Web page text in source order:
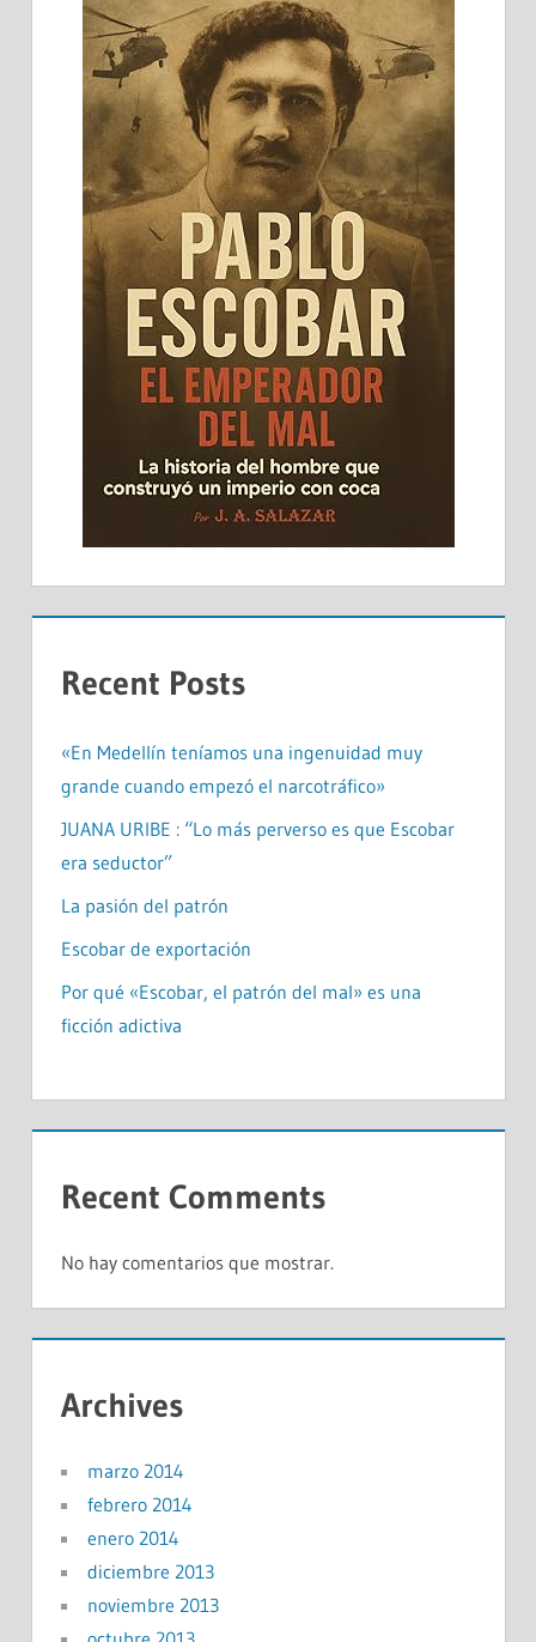
Recent Posts
«En Medellín teníamos una ingenuidad muy
grande cuando empezó el narcotráfico»
JUANA URIBE : “Lo más perverso es que Escobar
era seductor”
La pasión del patrón
Escobar de exportación
Por qué «Escobar, el patrón del mal» es una
ficción adictiva
Recent Comments
No hay comentarios que mostrar.
Archives
marzo 2014
febrero 2014
enero 2014
diciembre 2013
noviembre 2013